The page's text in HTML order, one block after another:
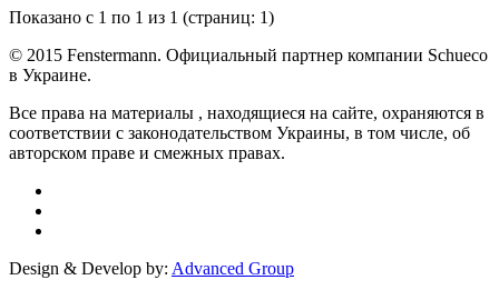
Показано с 1 по 1 из 1 (страниц: 1)
© 2015 Fenstermann. Официальный партнер компании Schueco
в Украине.
Все права на материалы , находящиеся на сайте, охраняются в
соответствии с законодательством Украины, в том числе, об
авторском праве и смежных правах.
Design & Develop by: Advanced Group